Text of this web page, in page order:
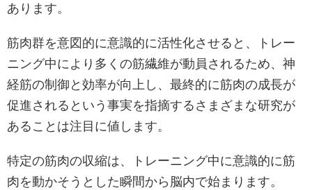
あります。
筋肉群を意図的に意識的に活性化させると、トレー
ニング中により多くの筋繊維が動員されるため、神
経筋の制御と効率が向上し、最終的に筋肉の成長が
促進されるという事実を指摘するさまざまな研究が
あることは注目に値します。
特定の筋肉の収縮は、トレーニング中に意識的に筋
肉を動かそうとした瞬間から脳内で始まります。